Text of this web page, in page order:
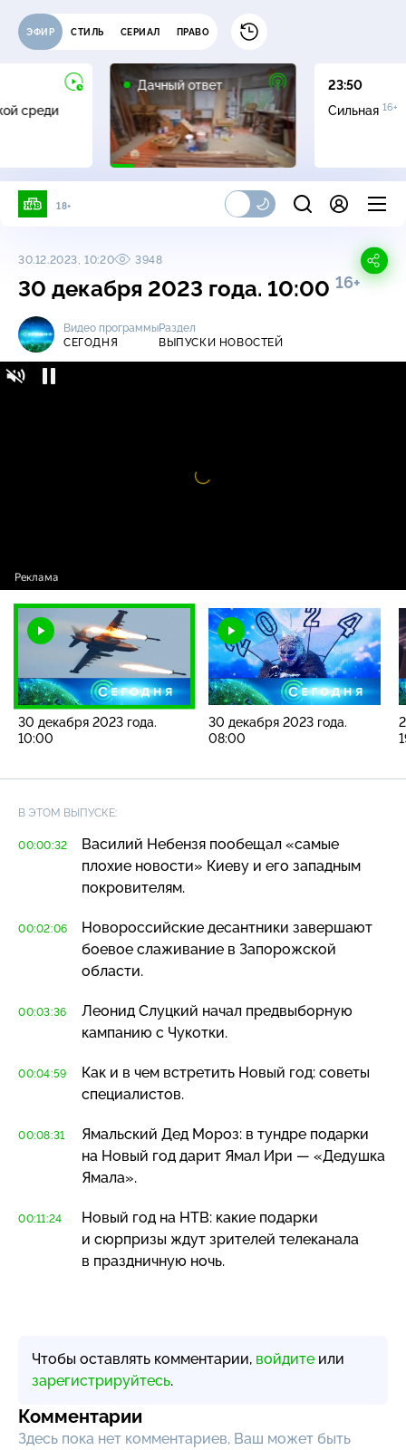
ЭФИР СТИЛЬ СЕРИАЛ ПРАВО
среди
Дачный ответ
23:50
Сильная 16+
18+
30.12.2023, 10:20 3948
30 декабря 2023 года. 10:00 16+
Видео программы
СЕГОДНЯ
Раздел
ВЫПУСКИ НОВОСТЕЙ
Видео
проигрыватель
30 декабря 2023 года.
10:00
30 декабря 2023 года.
08:00
В ЭТОМ ВЫПУСКЕ:
00:00:32
Василий Небензя пообещал «самые
плохие новости» Киеву и его западным
покровителям.
00:02:06
Новороссийские десантники завершают
боевое слаживание в Запорожской
области.
00:03:36
Леонид Слуцкий начал предвыборную
кампанию с Чукотки.
00:04:59
Как и в чем встретить Новый год: советы
специалистов.
00:08:31
Ямальский Дед Мороз: в тундре подарки
на Новый год дарит Ямал Ири — «Дедушка
Ямала».
00:11:24
Новый год на НТВ: какие подарки
и сюрпризы ждут зрителей телеканала
в праздничную ночь.
Чтобы оставлять комментарии, войдите или
зарегистрируйтесь.
Комментарии
Здесь пока нет комментариев, Ваш может быть